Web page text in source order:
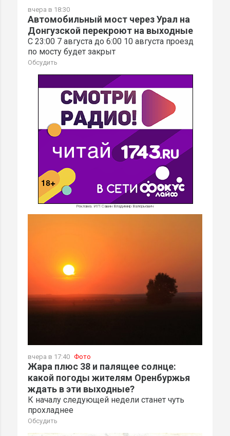
вчера в 18:30
Автомобильный мост через Урал на
Донгузской перекроют на выходные
С 23:00 7 августа до 6:00 10 августа проезд
по мосту будет закрыт
Обсудить
Реклама. ИП Савин Владимир Валерьевич
вчера в 17:40 Фото
Жара плюс 38 и палящее солнце:
какой погоды жителям Оренбуржья
ждать в эти выходные?
К началу следующей недели станет чуть
прохладнее
Обсудить